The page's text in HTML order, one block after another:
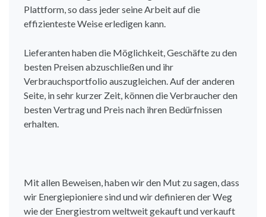
Plattform, so dass jeder seine Arbeit auf die
effizienteste Weise erledigen kann.
Lieferanten haben die Möglichkeit, Geschäfte zu den
besten Preisen abzuschließen und ihr
Verbrauchsportfolio auszugleichen. Auf der anderen
Seite, in sehr kurzer Zeit, können die Verbraucher den
besten Vertrag und Preis nach ihren Bedürfnissen
erhalten.
Mit allen Beweisen, haben wir den Mut zu sagen, dass
wir Energiepioniere sind und wir definieren der Weg
wie der Energiestrom weltweit gekauft und verkauft